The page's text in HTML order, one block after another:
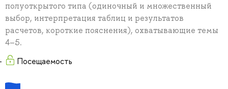
полуоткрытого типа (одиночный и множественный
выбор, интерпретация таблиц и результатов
расчетов, короткие пояснения), охватывающие темы
4–5.
Посещаемость